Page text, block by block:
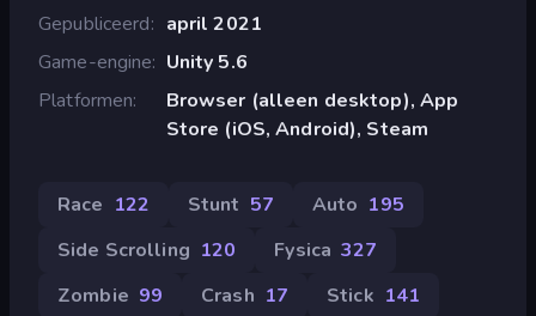
Gepubliceerd
april 2021
Game-engine
Unity 5.6
Platformen
Browser (alleen desktop), App
Store (iOS, Android), Steam
Race 122 Stunt 57 Auto 195
Side Scrolling 120 Fysica 327
Zombie 99 Crash 17 Stick 141